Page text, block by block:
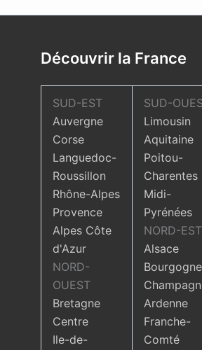
Découvrir la France
SUD-EST
Auvergne
Corse
Languedoc-
Roussillon
Rhône-Alpes
Provence
Alpes Côte
d'Azur
NORD-
OUEST
Bretagne
Centre
Ile-de-
SUD-
Limousin
Aquitaine
Poitou-
Charentes
Midi-
Pyrénées
NORD-EST
Alsace
Bourgogne
Ardenne
Franche-
Comté